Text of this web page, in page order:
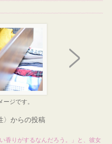
ジです。
〉からの投稿
香りがするなんだろう。」と、彼女